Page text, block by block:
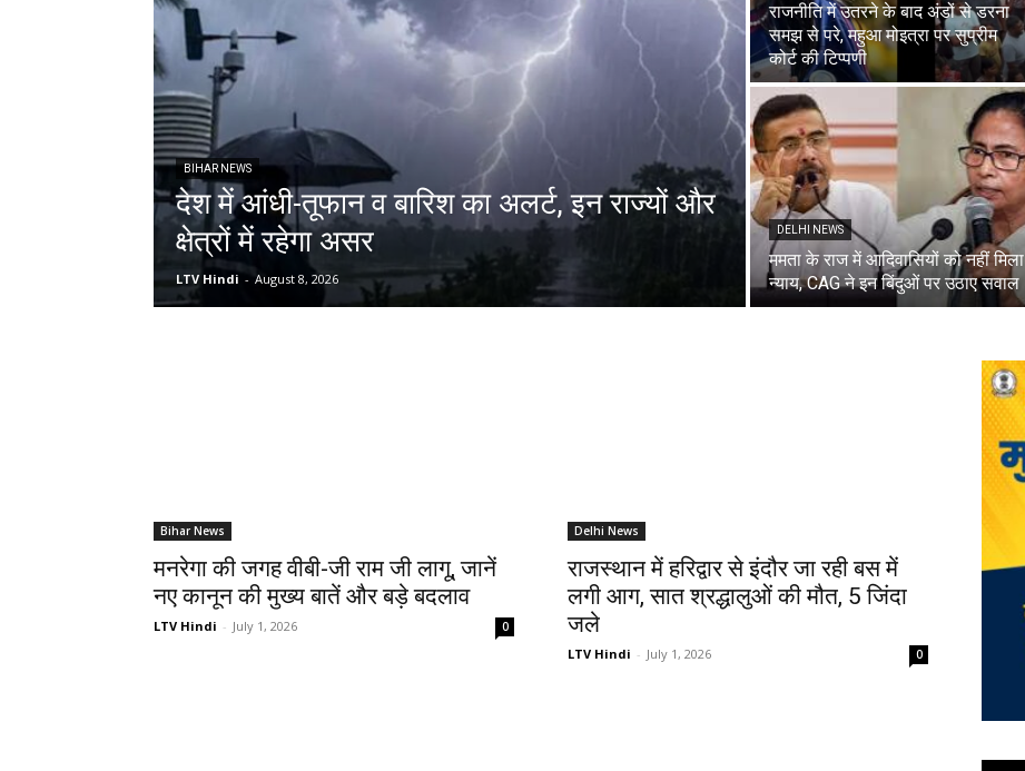
BIHAR NEWS
देश में आंधी-तूफान व बारिश का अलर्ट, इन राज्यों और
क्षेत्रों में रहेगा असर
LTV Hindi - August 8, 2026
राजनीति में उतरने के बाद अंडों से डरना
समझ से परे, महुआ मोइत्रा पर सुप्रीम
कोर्ट की टिप्पणी
DELHI NEWS
ममता के राज में आदिवासियों को नहीं मिला
न्याय, CAG ने इन बिंदुओं पर उठाए सवाल
Bihar News
मनरेगा की जगह वीबी-जी राम जी लागू, जानें
नए कानून की मुख्य बातें और बड़े बदलाव
LTV Hindi - July 1, 2026 0
Delhi News
राजस्थान में हरिद्वार से इंदौर जा रही बस में
लगी आग, सात श्रद्धालुओं की मौत, 5 जिंदा
जले
LTV Hindi - July 1, 2026 0